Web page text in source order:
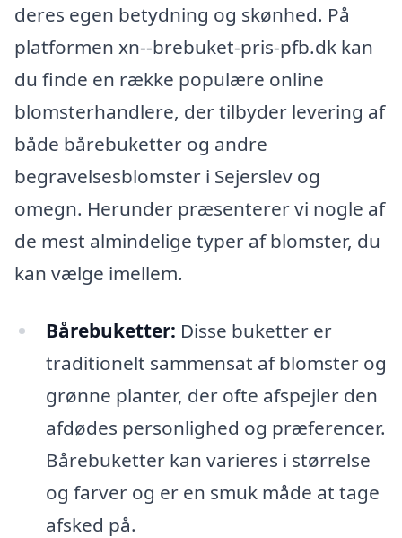
deres egen betydning og skønhed. På
platformen xn--brebuket-pris-pfb.dk kan
du finde en række populære online
blomsterhandlere, der tilbyder levering af
både bårebuketter og andre
begravelsesblomster i Sejerslev og
omegn. Herunder præsenterer vi nogle af
de mest almindelige typer af blomster, du
kan vælge imellem.
Bårebuketter: Disse buketter er
traditionelt sammensat af blomster og
grønne planter, der ofte afspejler den
afdødes personlighed og præferencer.
Bårebuketter kan varieres i størrelse
og farver og er en smuk måde at tage
afsked på.